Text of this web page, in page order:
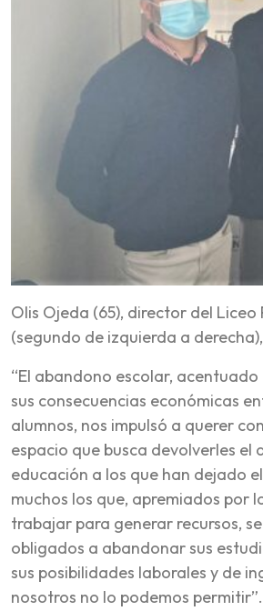
Olis Ojeda (65), director del Liceo
(segundo de izquierda a
“El abandono escolar,
sus consecuencias económicas
alumnos, nos impulsó a querer
espacio que busca devolverles el
educación a los que han dejado
muchos los que, apremiados por
trabajar para generar recursos,
obligados a abandonar sus
sus posibilidades laborales y de
nosotros no lo podemos permitir”.